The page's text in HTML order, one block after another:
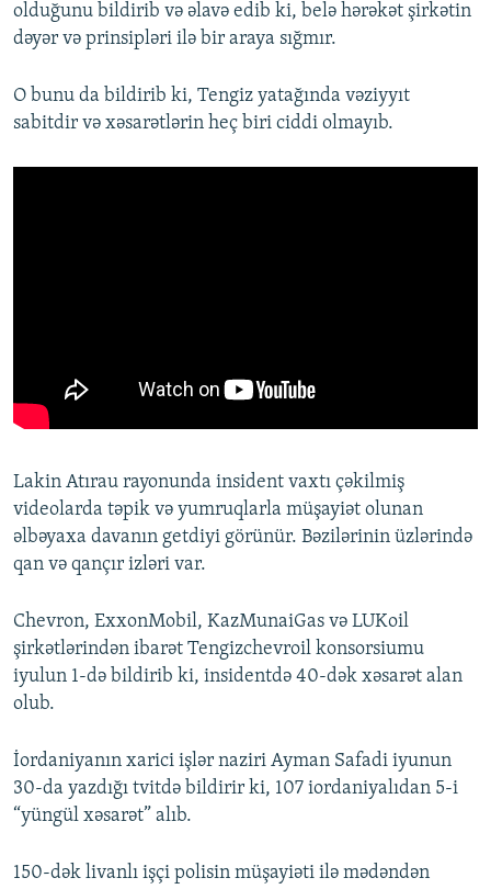
olduğunu bildirib və əlavə edib ki, belə hərəkət şirkətin
dəyər və prinsipləri ilə bir araya sığmır.
O bunu da bildirib ki, Tengiz yatağında vəziyyıt
sabitdir və xəsarətlərin heç biri ciddi olmayıb.
Lakin Atırau rayonunda insident vaxtı çəkilmiş
videolarda təpik və yumruqlarla müşayiət olunan
əlbəyaxa davanın getdiyi görünür. Bəzilərinin üzlərində
qan və qançır izləri var.
Chevron, ExxonMobil, KazMunaiGas və LUKoil
şirkətlərindən ibarət Tengizchevroil konsorsiumu
iyulun 1-də bildirib ki, insidentdə 40-dək xəsarət alan
olub.
İordaniyanın xarici işlər naziri Ayman Safadi iyunun
30-da yazdığı tvitdə bildirir ki, 107 iordaniyalıdan 5-i
“yüngül xəsarət” alıb.
150-dək livanlı işçi polisin müşayiəti ilə mədəndən